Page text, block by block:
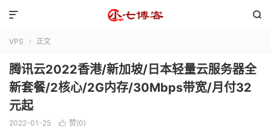


VPS  正文
腾讯云2022香港/新加坡/日本轻量云服务器全
新套餐/2核心/2G内存/30Mbps带宽/月付32
元起
2022-01-25  赞(0)